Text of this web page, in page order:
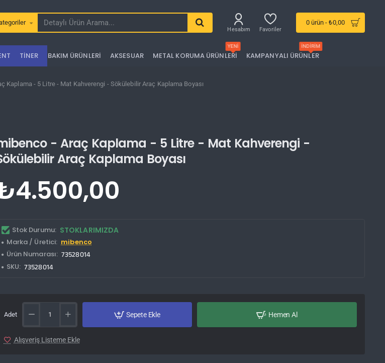
Hesabım Favoriler
0 ürün - ₺0,00
TINER BAKIM ÜRÜNLERI AKSESUAR METAL KORUMA ÜRÜNLERI
YENI
KAMPANYALI ÜRÜNLER
İNDIRIM
Kaplama - 5 Litre - Mat Kahverengi - Sökülebilir Araç Kaplama Boyası
- Araç Kaplama - 5 Litre - Mat Kahverengi -
Araç Kaplama Boyası
Stok Durumu: STOKLARIMIZDA
Marka / Üretici: mibenco
Ürün Numarası: 73528014
SKU: 73528014
Adet Sepete Ekle Hemen Al
Alışveriş Listeme Ekle